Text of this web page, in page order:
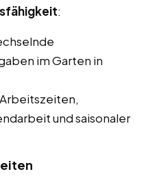
:
im Garten in
und saisonaler